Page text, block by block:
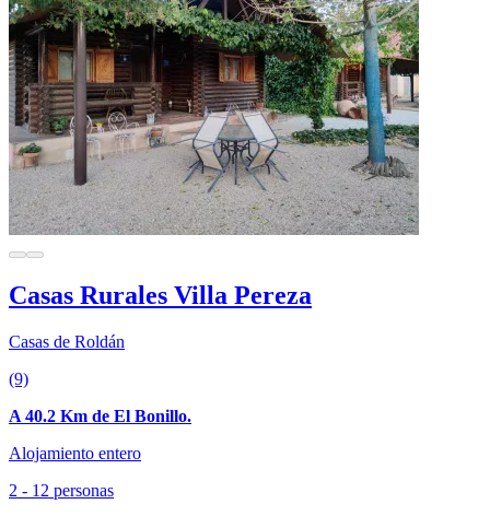
Casas Rurales Villa Pereza
Casas de Roldán
(9)
A 40.2 Km de El Bonillo.
Alojamiento entero
2 - 12 personas